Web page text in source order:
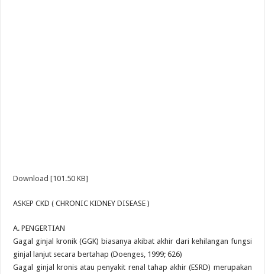
Download [101.50 KB]
ASKEP CKD ( CHRONIC KIDNEY DISEASE )
A. PENGERTIAN
Gagal ginjal kronik (GGK) biasanya akibat akhir dari kehilangan fungsi
ginjal lanjut secara bertahap (Doenges, 1999; 626)
Gagal ginjal kronis atau penyakit renal tahap akhir (ESRD) merupakan